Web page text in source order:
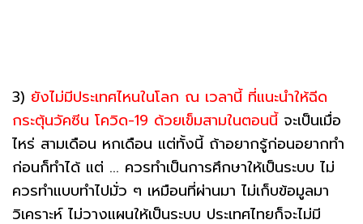
3) ยังไม่มีประเทศไหนในโลก ณ เวลานี้ ที่แนะนำให้ฉีด
กระตุ้นวัคซีน โควิด-19 ด้วยเข็มสามในตอนนี้จะเป็นเมื่อ
ไหร่ สามเดือน หกเดือน แต่ทั้งนี้ ถ้าอยากรู้ก่อนอยากทำ
ก่อนก็ทำได้ แต่ ... ควรทำเป็นการศึกษาให้เป็นระบบ ไม่
ควรทำแบบทำไปมั่ว ๆ เหมือนที่ผ่านมา ไม่เก็บข้อมูลมา
วิเคราะห์ ไม่วางแผนให้เป็นระบบ ประเทศไทยก็จะไม่มี